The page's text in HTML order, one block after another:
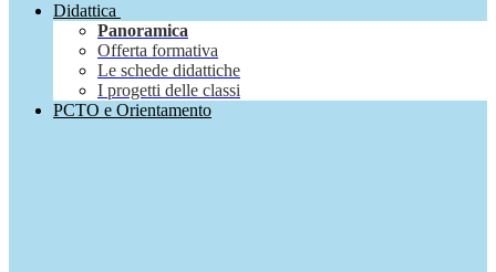
Didattica
Panoramica
Offerta formativa
Le schede didattiche
I progetti delle classi
PCTO e Orientamento